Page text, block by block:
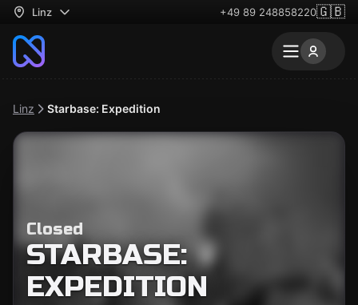
Linz +49 89 248858220🇬🇧
Linz Starbase: Expedition
Closed
STARBASE:
EXPEDITION